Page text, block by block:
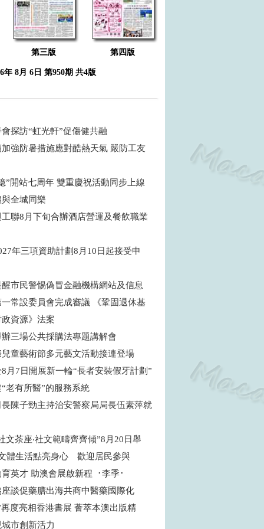
第三版 第四版
年 8月 6日 第950期 共4版
探訪“虹光軒”促傷健共融
強防暑措施應對酷熱天氣 嚴防工友
”開站七周年 雙重慶祝活動同步上線
全城同樂
聯8月下旬合辦酒店營運及餐飲職業
年三項資助計劃8月10日起接受申
市民警惕偽冒金融機構網站及信息
常設委員會完成審議 《鞏固退休基
資源》法案
三場公共採購法專題講解會
童藝術節多元藝文活動接連登場
月7日開展新一輪“長者安裝假牙計劃”
老有所醫”的服務系統
陳子勁主持治安警察局局長伍素萍就
文茶座‧社文範疇齊齊傾”8月20日舉
體生活點亮身心 歡迎居民參與
英才 助澳會展啟新程 ･李季･
談促藥膳出海共商中醫藥國際化
再度亮相香港書展 薈萃本澳出版精
市創新活力